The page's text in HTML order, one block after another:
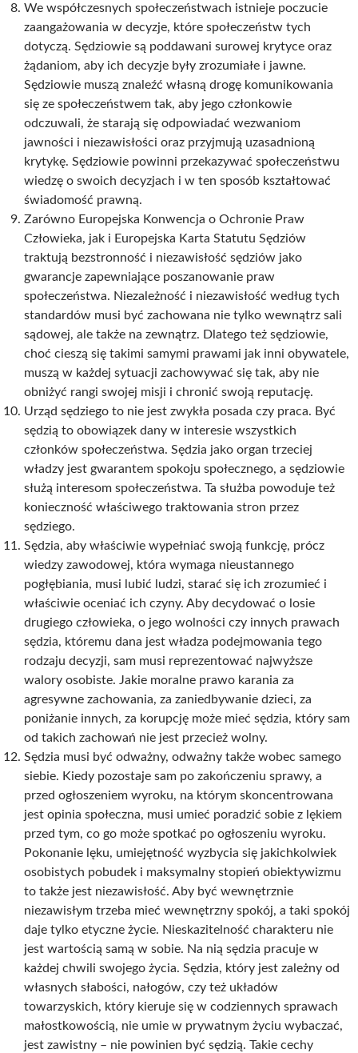
We współczesnych społeczeństwach istnieje poczucie
zaangażowania w decyzje, które społeczeństw tych
dotyczą. Sędziowie są poddawani surowej krytyce oraz
żądaniom, aby ich decyzje były zrozumiałe i jawne.
Sędziowie muszą znaleźć własną drogę komunikowania
się ze społeczeństwem tak, aby jego członkowie
odczuwali, że starają się odpowiadać wezwaniom
jawności i niezawisłości oraz przyjmują uzasadnioną
krytykę. Sędziowie powinni przekazywać społeczeństwu
wiedzę o swoich decyzjach i w ten sposób kształtować
świadomość prawną.
Zarówno Europejska Konwencja o Ochronie Praw
Człowieka, jak i Europejska Karta Statutu Sędziów
traktują bezstronność i niezawisłość sędziów jako
gwarancje zapewniające poszanowanie praw
społeczeństwa. Niezależność i niezawisłość według tych
standardów musi być zachowana nie tylko wewnątrz sali
sądowej, ale także na zewnątrz. Dlatego też sędziowie,
choć cieszą się takimi samymi prawami jak inni obywatele,
muszą w każdej sytuacji zachowywać się tak, aby nie
obniżyć rangi swojej misji i chronić swoją reputację.
Urząd sędziego to nie jest zwykła posada czy praca. Być
sędzią to obowiązek dany w interesie wszystkich
członków społeczeństwa. Sędzia jako organ trzeciej
władzy jest gwarantem spokoju społecznego, a sędziowie
służą interesom społeczeństwa. Ta służba powoduje też
konieczność właściwego traktowania stron przez
sędziego.
Sędzia, aby właściwie wypełniać swoją funkcję, prócz
wiedzy zawodowej, która wymaga nieustannego
pogłębiania, musi lubić ludzi, starać się ich zrozumieć i
właściwie oceniać ich czyny. Aby decydować o losie
drugiego człowieka, o jego wolności czy innych prawach
sędzia, któremu dana jest władza podejmowania tego
rodzaju decyzji, sam musi reprezentować najwyższe
walory osobiste. Jakie moralne prawo karania za
agresywne zachowania, za zaniedbywanie dzieci, za
poniżanie innych, za korupcję może mieć sędzia, który sam
od takich zachowań nie jest przecież wolny.
Sędzia musi być odważny, odważny także wobec samego
siebie. Kiedy pozostaje sam po zakończeniu sprawy, a
przed ogłoszeniem wyroku, na którym skoncentrowana
jest opinia społeczna, musi umieć poradzić sobie z lękiem
przed tym, co go może spotkać po ogłoszeniu wyroku.
Pokonanie lęku, umiejętność wyzbycia się jakichkolwiek
osobistych pobudek i maksymalny stopień obiektywizmu
to także jest niezawisłość. Aby być wewnętrznie
niezawisłym trzeba mieć wewnętrzny spokój, a taki spokój
daje tylko etyczne życie. Nieskazitelność charakteru nie
jest wartością samą w sobie. Na nią sędzia pracuje w
każdej chwili swojego życia. Sędzia, który jest zależny od
własnych słabości, nałogów, czy też układów
towarzyskich, który kieruje się w codziennych sprawach
małostkowością, nie umie w prywatnym życiu wybaczać,
jest zawistny – nie powinien być sędzią. Takie cechy